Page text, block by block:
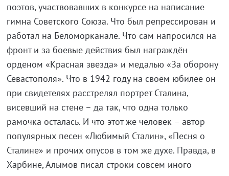
поэтов, участвовавших в конкурсе на написание
гимна Советского Союза. Что был репрессирован и
работал на Беломорканале. Что сам напросился на
фронт и за боевые действия был награждён
орденом «Красная звезда» и медалью «За оборону
Севастополя». Что в 1942 году на своём юбилее он
при свидетелях расстрелял портрет Сталина,
висевший на стене – да так, что одна только
рамочка осталась. И что этот же человек – автор
популярных песен «Любимый Сталин», «Песня о
Сталине» и прочих опусов в том же духе. Правда, в
Харбине, Алымов писал строки совсем иного